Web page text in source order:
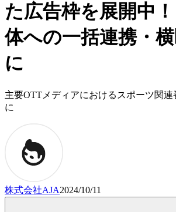
た広告枠を展開中
体への一括連携・
に
主要OTTメディアにおけるスポーツ関
に
株式会社AJA2024/10/11